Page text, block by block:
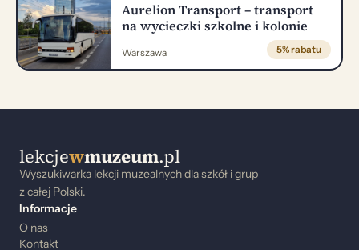
Aurelion Transport – transport
na wycieczki szkolne i kolonie
Warszawa 5% rabatu
lekcjewmuzeum.pl
Wyszukiwarka lekcji muzealnych dla szkół i grup
z całej Polski.
Informacje
O nas
Kontakt